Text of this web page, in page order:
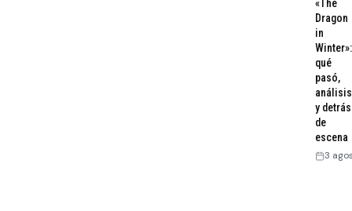
«The
Dragon
in
Winter»:
qué
pasó,
análisis
y detrás
de
escena
3